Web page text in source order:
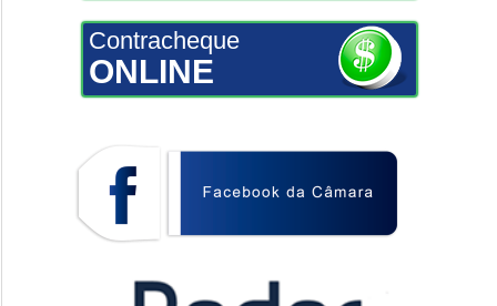
Contracheque
ONLINE